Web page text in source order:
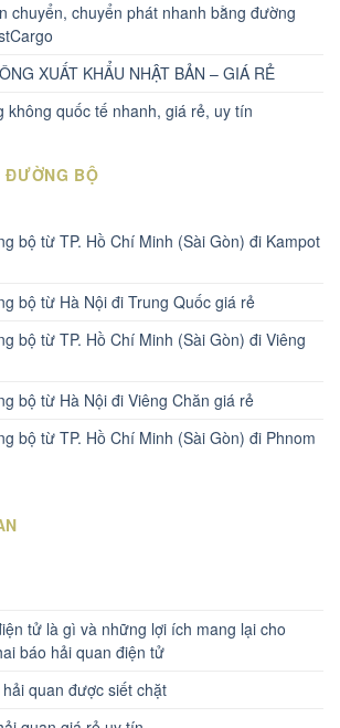
chuyển, chuyển phát nhanh bằng đường
XUẤT KHẨU NHẬT BẢN – GIÁ RẺ
không quốc tế nhanh, giá rẻ, uy tín
ĐƯỜNG BỘ
bộ từ TP. Hồ Chí Minh (Sài Gòn) đi Kampot
bộ từ Hà Nội đi Trung Quốc giá rẻ
bộ từ TP. Hồ Chí Minh (Sài Gòn) đi Viêng
bộ từ Hà Nội đi Viêng Chăn giá rẻ
bộ từ TP. Hồ Chí Minh (Sài Gòn) đi Phnom
tử là gì và những lợi ích mang lại cho
báo hải quan điện tử
quan được siết chặt